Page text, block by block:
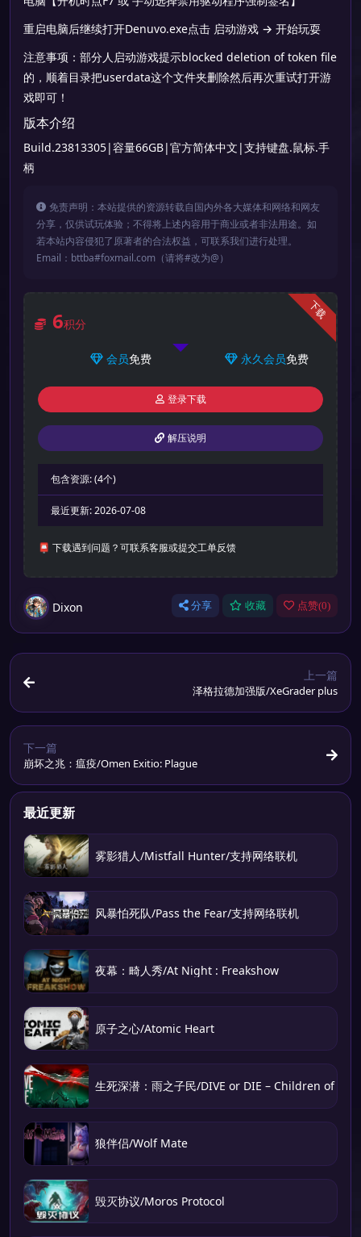
重启电脑后继续打开Denuvo.exe点击 启动游戏 → 开始玩耍
注意事项：部分人启动游戏提示blocked deletion of token file
的，顺着目录把userdata这个文件夹删除然后再次重试打开游
戏即可！
版本介绍
Build.23813305|容量66GB|官方简体中文|支持键盘.鼠标.手
柄
免责声明：本站提供的资源转载自国内外各大媒体和网络和网友
分享，仅供试玩体验；不得将上述内容用于商业或者非法用途。如
若本站内容侵犯了原著者的合法权益，可联系我们进行处理。
Email：bttba#foxmail.com（请将#改为@）
下载
6积分
会员免费 永久会员免费
登录下载
解压说明
包含资源:(4个)
最近更新:2026-07-08
📮 下载遇到问题？可联系客服或提交工单反馈
Dixon 分享 收藏 点赞(0)
上一篇
泽格拉德加强版/XeGrader plus
下一篇
崩坏之兆：瘟疫/Omen Exitio: Plague
最近更新
雾影猎人/Mistfall Hunter/支持网络联机
风暴怕死队/Pass the Fear/支持网络联机
夜幕：畸人秀/At Night : Freakshow
原子之心/Atomic Heart
生死深潜：雨之子民/DIVE or DIE – Children of Rain
狼伴侣/Wolf Mate
毁灭协议/Moros Protocol